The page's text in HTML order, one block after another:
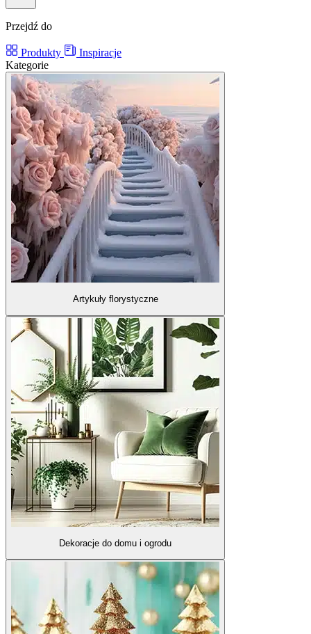
Przejdź do
Produkty
Inspiracje
Kategorie
Artykuły florystyczne
Dekoracje do domu i ogrodu